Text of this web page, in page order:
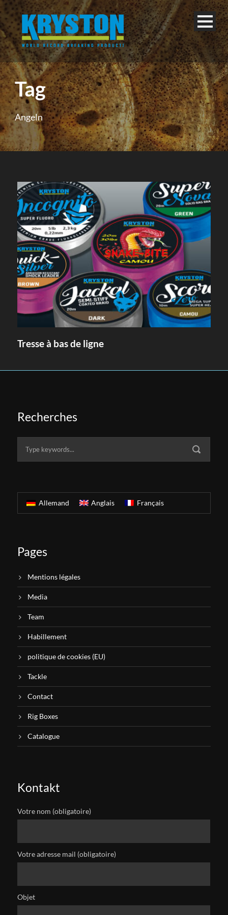
Français
Tag
Angeln
Tresse à bas de ligne
Recherches
Allemand Anglais Français
Pages
Mentions légales
Media
Team
Habillement
politique de cookies (EU)
Tackle
Contact
Rig Boxes
Catalogue
Kontakt
Votre nom (obligatoire)
Votre adresse mail (obligatoire)
Objet